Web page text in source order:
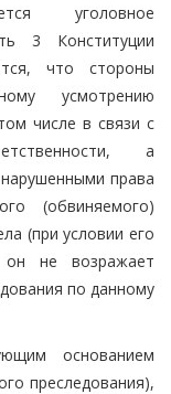
уголовное
3 Конституции
что стороны
усмотрению
числе в связи с
а
права
(обвиняемого)
(при условии его
он не возражает
по данному
основанием
преследования),